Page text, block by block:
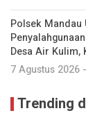
Polsek Mandau
Desa Air Kulim,
7 Agustus 2026
Trending